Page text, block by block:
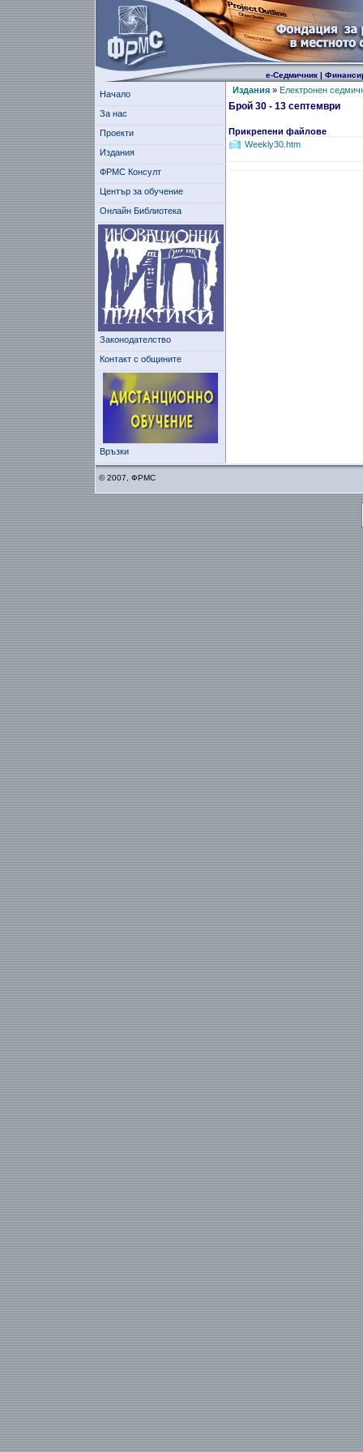
е-Седмичник|
Начало
За нас
Проекти
Издания
ФРМС Консулт
Център за обучение
Онлайн Библиотека
Законодателство
Контакт с общините
Връзки
Издания» Електронен
Брой 30 - 13 септември
Прикрепени файлове
Weekly30.htm
© 2007, ФРМС